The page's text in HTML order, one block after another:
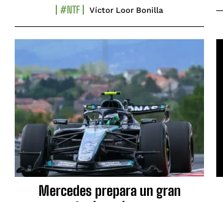
#NTF Víctor Loor Bonilla
Mercedes prepara un gran